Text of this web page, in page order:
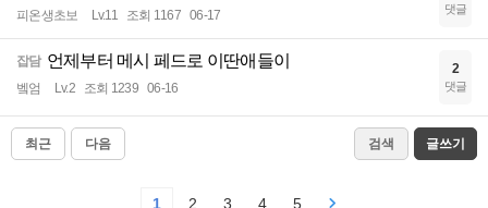
피온생초보 Lv.11 조회 1167 06-17 댓글
잡담 언제부터 메시 페드로 이딴애들이
벸엄 Lv.2 조회 1239 06-16
2
댓글
최근 다음 검색 글쓰기
1 2 3 4 5